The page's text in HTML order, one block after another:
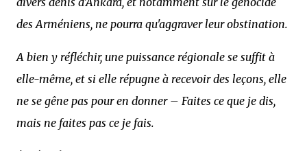
des Arméniens, ne pourra qu'aggraver leur obstination.
A bien y réfléchir, une puissance régionale se suffit à
elle-même, et si elle répugne à recevoir des leçons, elle
ne se gêne pas pour en donner – Faites ce que je dis,
mais ne faites pas ce je fais.